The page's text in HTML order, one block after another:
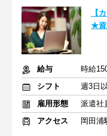
【
★資
給与
時給
シフト
雇用形態
派遣社
アクセス
岡田浦